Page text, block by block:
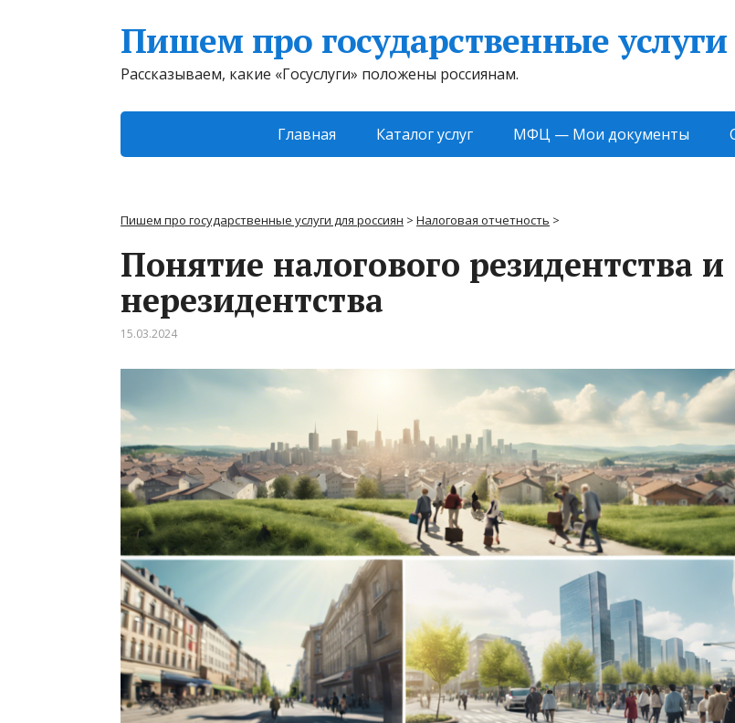
Пишем про государственные услуги
Рассказываем, какие «Госуслуги» положены россиянам.
Главная Каталог услуг МФЦ — Мои документы
Пишем про государственные услуги для россиян > Налоговая отчетность >
Понятие налогового резидентства и
нерезидентства
15.03.2024